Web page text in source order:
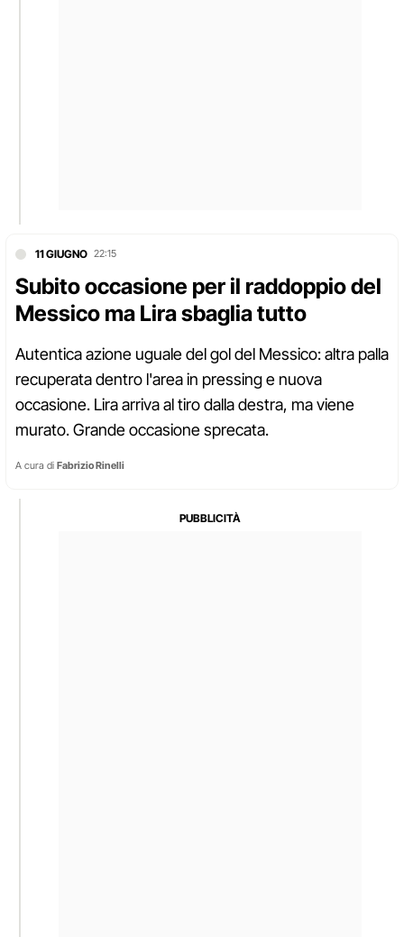
11 GIUGNO 22:15
Subito occasione per il raddoppio del
Messico ma Lira sbaglia tutto
Autentica azione uguale del gol del Messico: altra palla
recuperata dentro l'area in pressing e nuova
occasione. Lira arriva al tiro dalla destra, ma viene
murato. Grande occasione sprecata.
A cura di Fabrizio Rinelli